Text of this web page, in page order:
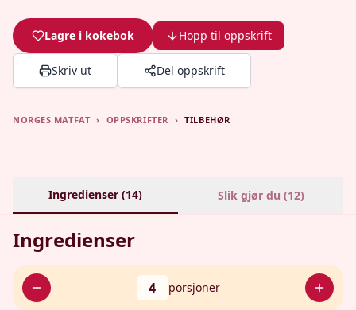
Lagre i kokebok Hopp til oppskrift
Skriv ut Del oppskrift
NORGES MATFAT › OPPSKRIFTER › TILBEHØR
Ingredienser (14) Slik gjør du (12)
Ingredienser
4 porsjoner